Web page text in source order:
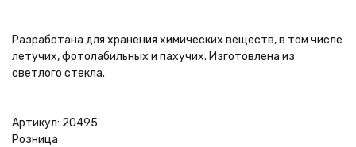
Разработана для хранения химических веществ, в том числе
летучих, фотолабильных и пахучих. Изготовлена из
светлого стекла.
Артикул: 20495
Розница